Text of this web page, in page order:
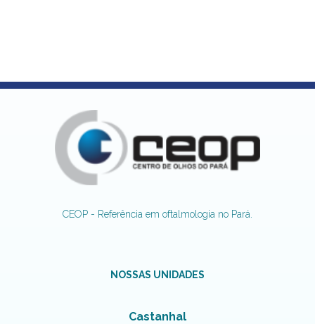
CEOP - Referência em oftalmologia no Pará.
NOSSAS UNIDADES
Castanhal